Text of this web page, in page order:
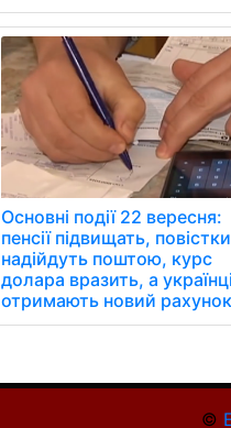
Основні події 22 вересня:
пенсії підвищать, повістки
надійдуть поштою, курс
долара вразить, а українці
отримають новий
©